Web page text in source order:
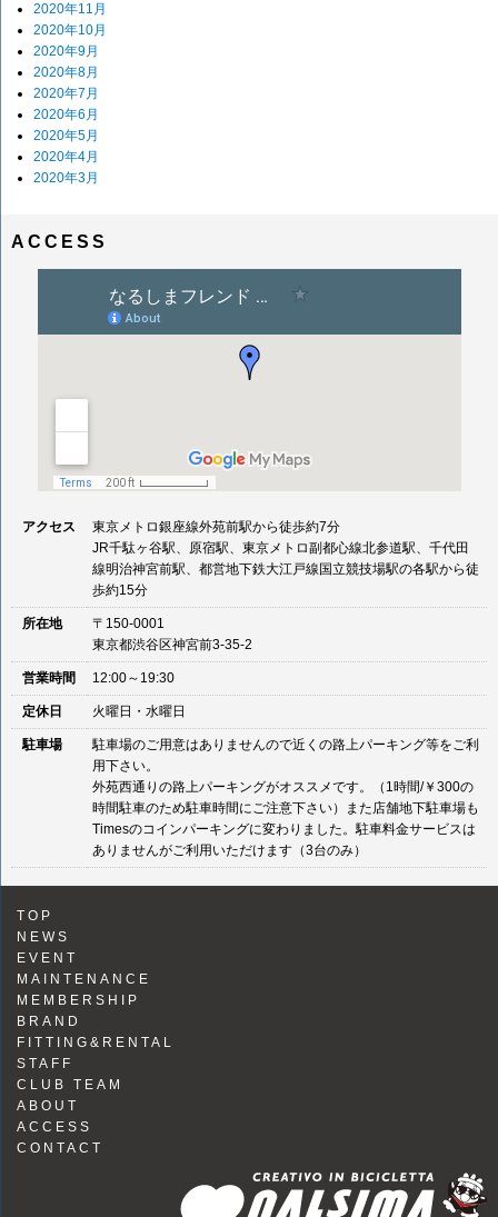
2020年11月
2020年10月
2020年9月
2020年8月
2020年7月
2020年6月
2020年5月
2020年4月
2020年3月
ACCESS
アクセス
東京メトロ銀座線外苑前駅から徒歩約7分
JR千駄ヶ谷駅、原宿駅、東京メトロ副都心線北参道駅、千代田
線明治神宮前駅、都営地下鉄大江戸線国立競技場駅の各駅から徒
歩約15分
所在地
〒150-0001
東京都渋谷区神宮前3-35-2
営業時間 12:00～19:30
定休日 火曜日・水曜日
駐車場
駐車場のご用意はありませんので近くの路上パーキング等をご利
用下さい。
外苑西通りの路上パーキングがオススメです。（1時間/￥300の
時間駐車のため駐車時間にご注意下さい）また店舗地下駐車場も
Timesのコインパーキングに変わりました。駐車料金サービスは
ありませんがご利用いただけます（3台のみ）
TOP
NEWS
EVENT
MAINTENANCE
MEMBERSHIP
BRAND
FITTING&RENTAL
STAFF
CLUB TEAM
ABOUT
ACCESS
CONTACT